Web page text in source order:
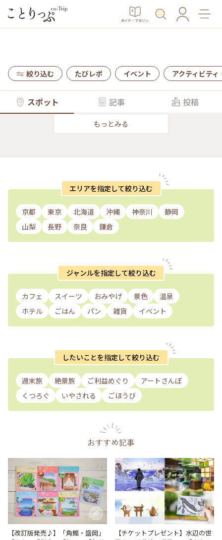
ガイド・マガジン
絞り込む たびレポ イベント アクティビティ
スポット 記事 投稿
もっとみる
エリアを指定して絞り込む
京都 東京 北海道 沖縄 神奈川
静岡
山梨
長野 奈良 鎌倉
ジャンルを指定して絞り込む
カフェ スイーツ おみやげ 景色
温泉
ホテル
ごはん パン 雑貨 イベント
したいことを指定して絞り込む
週末旅 絶景旅 ご利益めぐり
アートさんぽ
くつろぐ
いやされる ごほうび
おすすめ記事
【改訂版発売♪】「角館・盛岡」
【チケットプレゼント】水辺の世